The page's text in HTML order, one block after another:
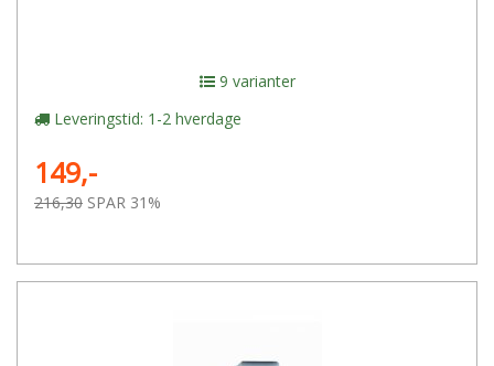
9 varianter
Leveringstid: 1-2 hverdage
149,-
216,30 SPAR 31%